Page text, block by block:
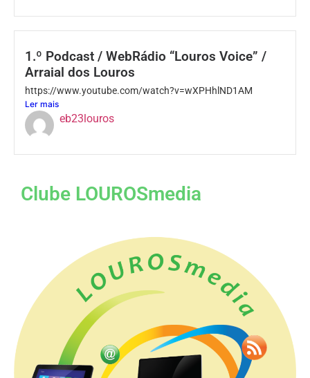
1.º Podcast / WebRádio “Louros Voice” /
Arraial dos Louros
https://www.youtube.com/watch?v=wXPHhlND1AM
Ler mais
eb23louros
Clube LOUROSmedia